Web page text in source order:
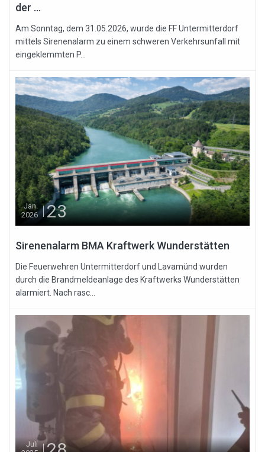
der ...
Am Sonntag, dem 31.05.2026, wurde die FF Untermitterdorf
mittels Sirenenalarm zu einem schweren Verkehrsunfall mit
eingeklemmten P...
Jan.
2026
23
Sirenenalarm BMA Kraftwerk Wunderstätten
Die Feuerwehren Untermitterdorf und Lavamünd wurden
durch die Brandmeldeanlage des Kraftwerks Wunderstätten
alarmiert. Nach rasc...
Juli